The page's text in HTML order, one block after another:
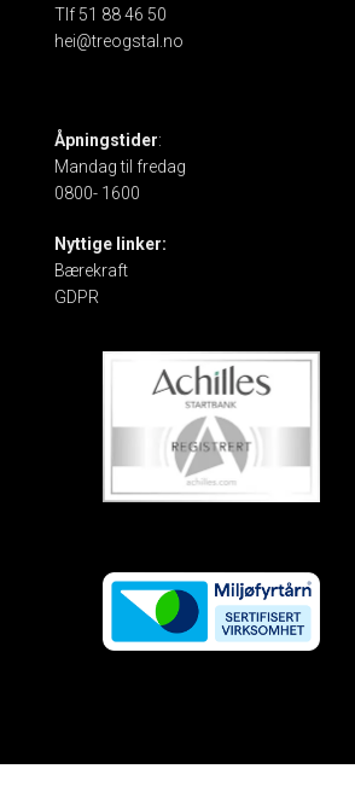
Tlf 51 88 46 50
hei@treogstal.no
Åpningstider:
Mandag til fredag
0800- 1600
Nyttige linker:
Bærekraft
GDPR